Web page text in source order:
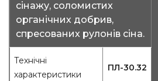
сінажу, соломистих
органічних добрив,
спресованих рулонів сіна.
Технічні
характеристики
ПЛ-30.32